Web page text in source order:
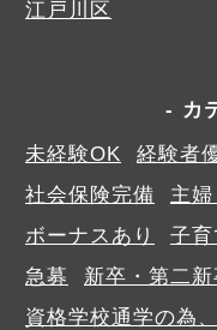
江戸川区
カ
未経験OK
経験者
社会保険完備
主
ボーナスあり
子育
急募
新卒・第二新
資格学校通学の為